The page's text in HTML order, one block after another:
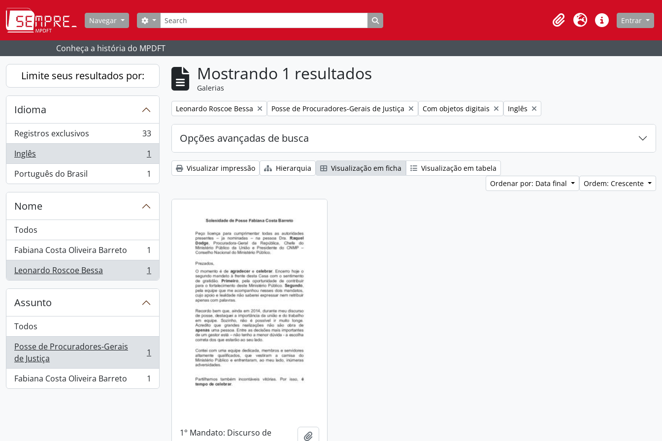
Skip to main content
Navegar
Buscar
Opções de busca
Clipboard
Idioma Atalhos Entrar
Conheça a história do MPDFT
Limite seus resultados por:
Idioma
Registros exclusivos
, 33 resultados
33
Inglês
, 1 resultados
1
Português do Brasil
, 1 resultados 1
Nome
Todos
Fabiana Costa Oliveira Barreto
, 1 resultados
1
Leonardo Roscoe Bessa
, 1 resultados 1
Assunto
Todos
Posse de Procuradores-Gerais
de Justiça
, 1 resultados 1
Fabiana Costa Oliveira Barreto
, 1 resultados 1
Mostrando 1 resultados
Galerias
Remover filtro:
Leonardo Roscoe Bessa Remover filtro:
Posse de Procuradores-Gerais de Justiça Remover filtro:
Com objetos digitais Remover filtro:
Inglês
Opções avançadas de busca
Visualizar impressão Hierarquia Visualização em ficha
Visualização em tabela
Ordenar por: Data final
Ordem: Crescente
1° Mandato: Discurso de